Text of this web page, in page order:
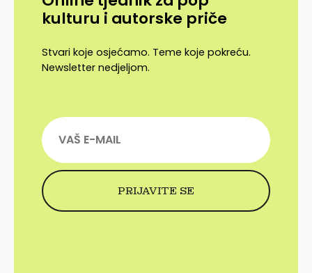
kulturu i autorske priče
Stvari koje osjećamo. Teme koje pokreću.
Newsletter nedjeljom.